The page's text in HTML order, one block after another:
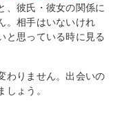
、彼氏・彼女の関係に
。相手はいないけれ
と思っている時に見る
わりません。出会いの
ょう。